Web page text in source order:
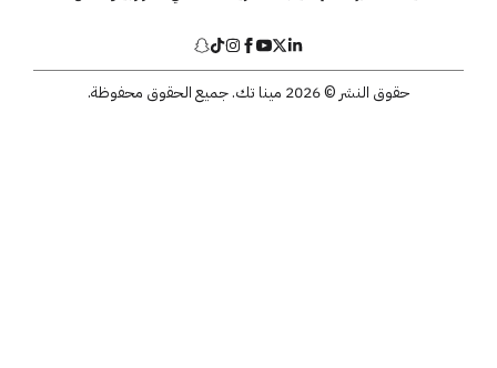
حقوق النشر © 2026 مينا تك. جميع الحقوق محفوظة.